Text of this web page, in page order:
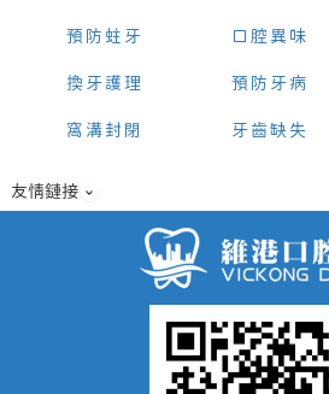
預防蛀牙
換牙護理
窩溝封閉
口腔異味
預防牙病
牙齒缺失
友情鏈接